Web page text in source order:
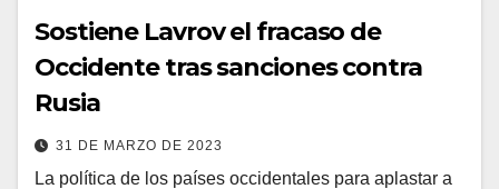
Sostiene Lavrov el fracaso de
Occidente tras sanciones contra
Rusia
31 DE MARZO DE 2023
La política de los países occidentales para aplastar a